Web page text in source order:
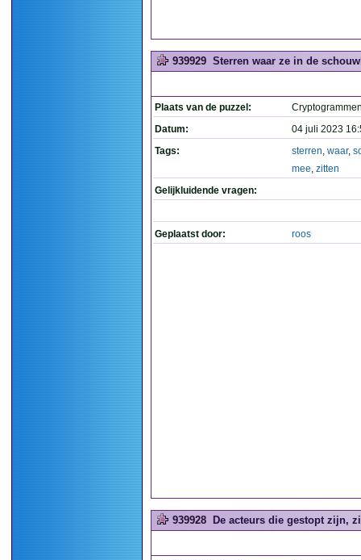
939929 Sterren waar ze in de
Plaats van de puzzel:
Datum:
04 juli 2023
Tags:
sterren, waar,
mee, zitten
Gelijkluidende vragen:
Geplaatst door: roos
939928 De acteurs die gestopt zijn,